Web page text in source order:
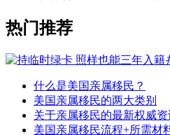
热门推荐
什么是美国亲属移民？
美国亲属移民的两大类别
关于亲属移民的最新权威资
美国亲属移民流程+所需材